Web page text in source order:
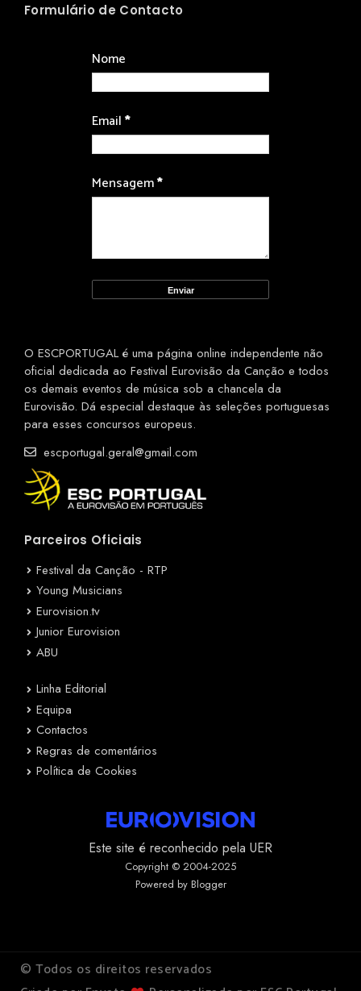
Formulário de Contacto
Nome
Email*
Mensagem*
O ESCPORTUGAL é uma página online independente não
oficial dedicada ao Festival Eurovisão da Canção e todos
os demais eventos de música sob a chancela da
Eurovisão. Dá especial destaque às seleções portuguesas
para esses concursos europeus.
escportugal.geral@gmail.com
Parceiros Oficiais
Festival da Canção - RTP
Young Musicians
Eurovision.tv
Junior Eurovision
ABU
Linha Editorial
Equipa
Contactos
Regras de comentários
Política de Cookies
Este site é reconhecido pela UER
Copyright © 2004-2025
Powered by Blogger
© Todos os direitos reservados